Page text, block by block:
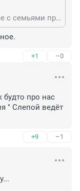
d0bro, Даже писали, что англичане с семьями приходят в Макдональдс, что бы погреться.
+1 –0
про нас
" Слепой ведёт
+9 –1